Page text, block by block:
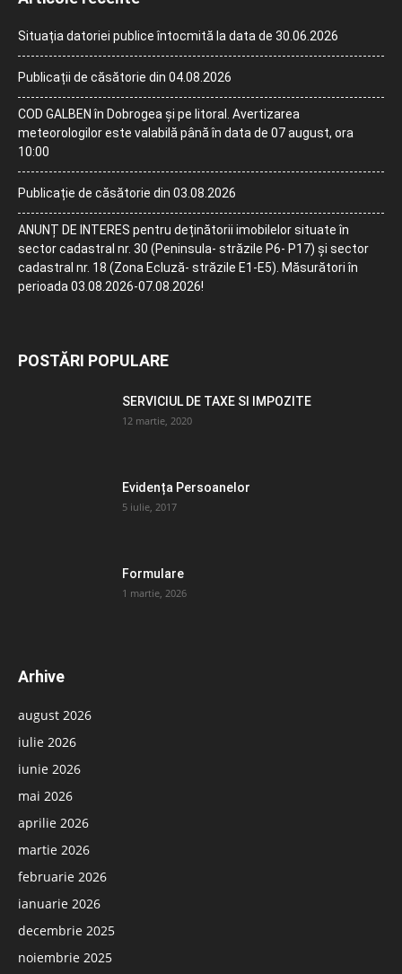
Situația datoriei publice întocmită la data de 30.06.2026
Publicații de căsătorie din 04.08.2026
COD GALBEN în Dobrogea și pe litoral. Avertizarea
meteorologilor este valabilă până în data de 07 august, ora
10:00
Publicație de căsătorie din 03.08.2026
ANUNȚ DE INTERES pentru deținătorii imobilelor situate în
sector cadastral nr. 30 (Peninsula- străzile P6- P17) și sector
cadastral nr. 18 (Zona Ecluză- străzile E1-E5). Măsurători în
perioada 03.08.2026-07.08.2026!
POSTĂRI POPULARE
SERVICIUL DE TAXE SI IMPOZITE
12 martie, 2020
Evidența Persoanelor
5 iulie, 2017
Formulare
1 martie, 2026
Arhive
august 2026
iulie 2026
iunie 2026
mai 2026
aprilie 2026
martie 2026
februarie 2026
ianuarie 2026
decembrie 2025
noiembrie 2025